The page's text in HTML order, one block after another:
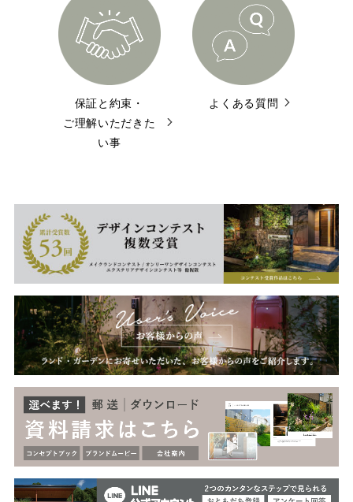
保証と約束・
ご理解いただきた
い事
よくある質問